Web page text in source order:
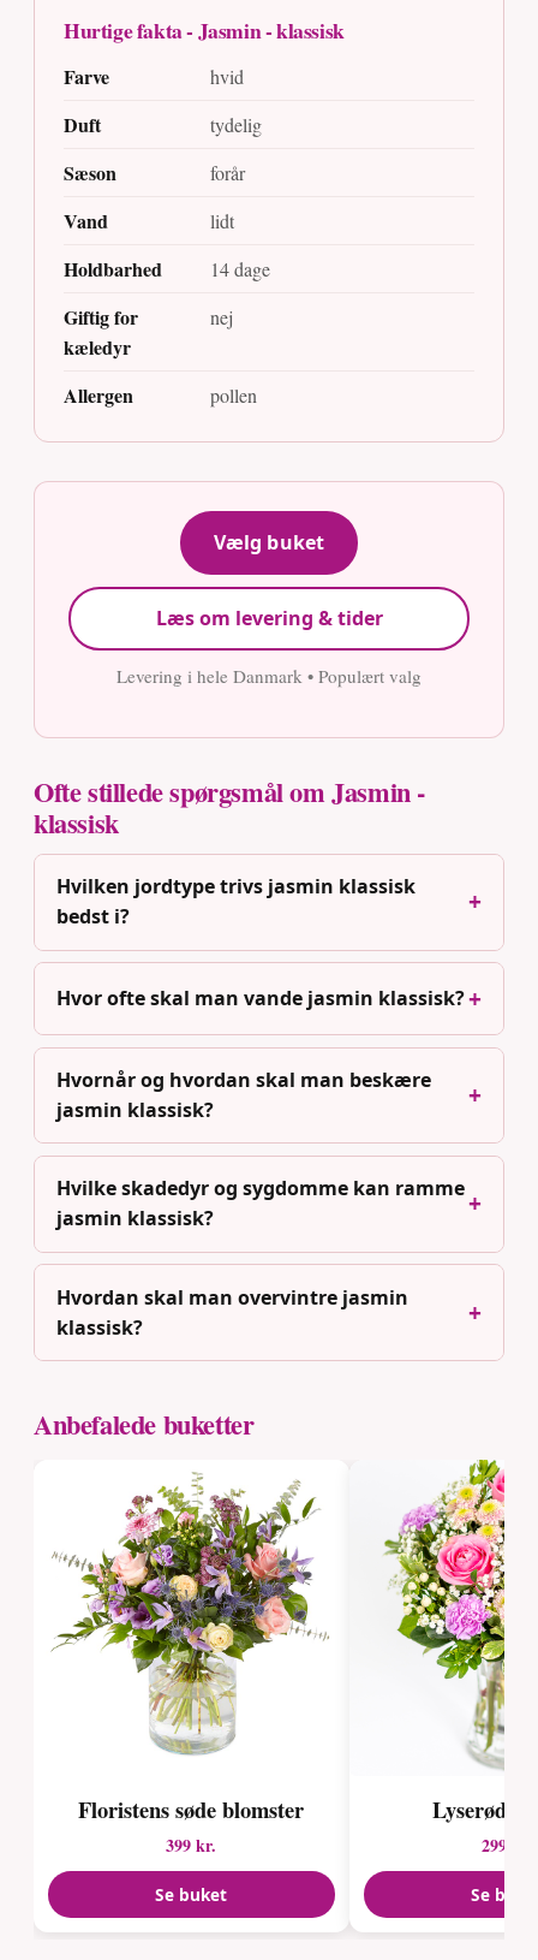
Hurtige fakta - Jasmin - klassisk
Farve hvid
Duft tydelig
Sæson forår
Vand lidt
Holdbarhed 14 dage
Giftig for
kæledyr
nej
Allergen pollen
Vælg buket
Læs om levering & tider
Levering i hele Danmark • Populært valg
Ofte stillede spørgsmål om Jasmin -
klassisk
Hvilken jordtype trivs jasmin klassisk
bedst i?
Hvor ofte skal man vande jasmin klassisk?
Hvornår og hvordan skal man beskære
jasmin klassisk?
Hvilke skadedyr og sygdomme kan ramme
jasmin klassisk?
Hvordan skal man overvintre jasmin
klassisk?
Anbefalede buketter
Floristens søde blomster
399 kr.
Se buket
Lyserød
299 kr.
Se